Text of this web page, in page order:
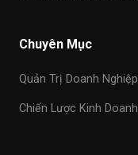
Chuyên Mục
Quản Trị Doanh Nghiệp
Chiến Lược Kinh Doanh